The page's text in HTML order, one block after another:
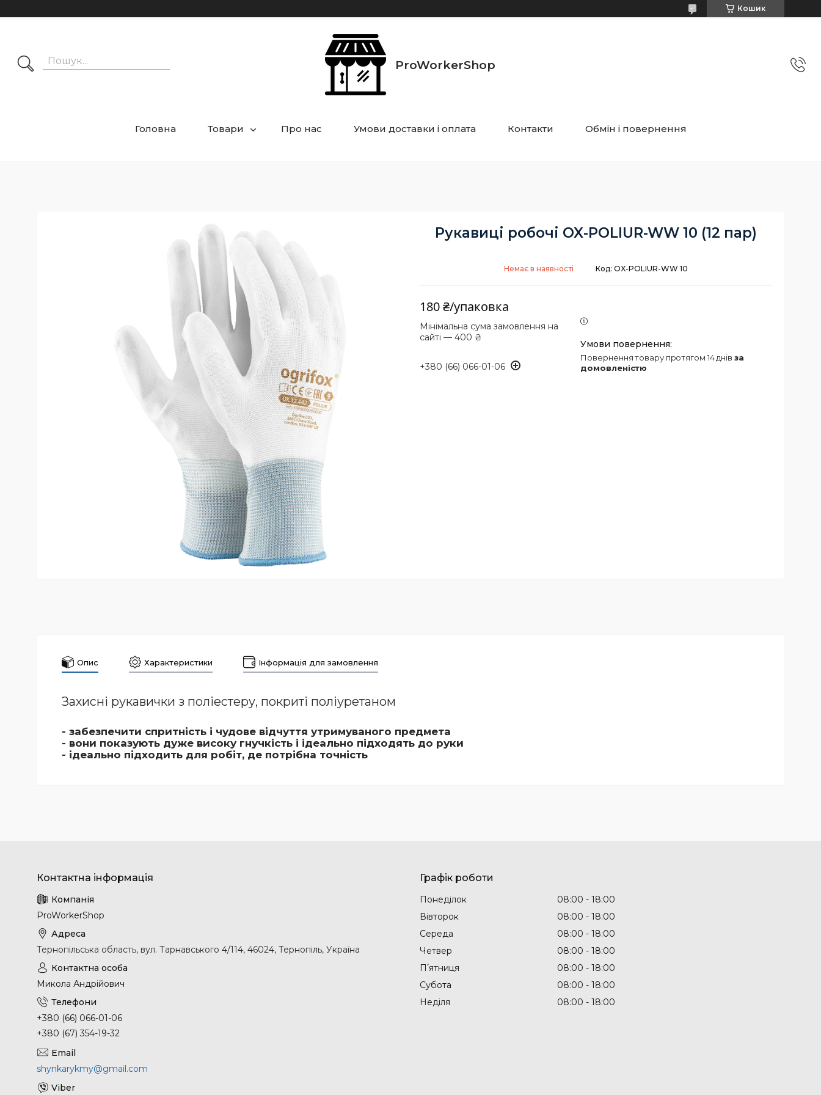
Кошик
ProWorkerShop
Головна Товари Про нас Умови доставки і оплата Контакти Обмін і повернення
Рукавиці робочі OX-POLIUR-WW 10 (12 пар)
Немає в наявності Код: OX-POLIUR-WW 10
180 ₴/упаковка
Мінімальна сума замовлення на
сайті — 400 ₴
+380 (66) 066-01-06
повернення товару протягом 14 днів за
домовленістю
Опис Характеристики Інформація для замовлення
Захисні рукавички з поліестеру, покриті поліуретаном
- забезпечити спритність і чудове відчуття утримуваного предмета
- вони показують дуже високу гнучкість і ідеально підходять до руки
- ідеально підходить для робіт, де потрібна точність
ProWorkerShop
Тернопільська область, вул. Тарнавського 4/114, 46024, Тернопіль, Україна
Микола Андрійович
+380 (66) 066-01-06
+380 (67) 354-19-32
shynkarykmy@gmail.com
Графік роботи
Понеділок 08:00
18:00
Вівторок
08:00
18:00
Середа
08:00
18:00
Четвер
08:00
18:00
Пʼятниця
08:00
18:00
Субота
08:00
18:00
Неділя
08:00 18:00